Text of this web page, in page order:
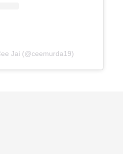
Jai (@ceemurda19)